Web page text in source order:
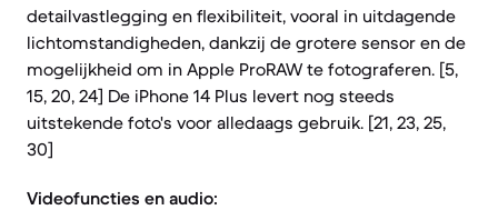
detailvastlegging en flexibiliteit, vooral in uitdagende
lichtomstandigheden, dankzij de grotere sensor en de
mogelijkheid om in Apple ProRAW te fotograferen. [5,
15, 20, 24] De iPhone 14 Plus levert nog steeds
uitstekende foto's voor alledaags gebruik. [21, 23, 25,
30]
Videofuncties en audio: